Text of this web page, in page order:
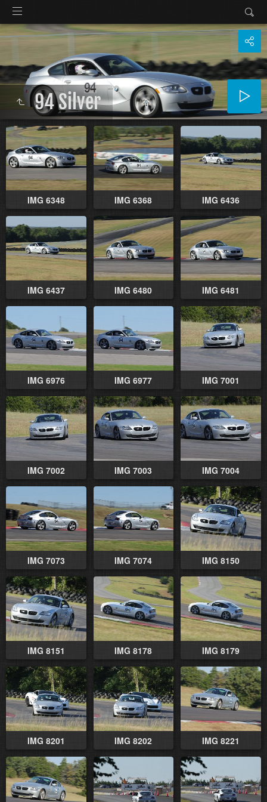
94 Silver
IMG 6348 IMG 6368 IMG 6436
IMG 6437 IMG 6480 IMG 6481
IMG 6976 IMG 6977 IMG 7001
IMG 7002 IMG 7003 IMG 7004
IMG 7073 IMG 7074 IMG 8150
IMG 8151 IMG 8178 IMG 8179
IMG 8201 IMG 8202 IMG 8221